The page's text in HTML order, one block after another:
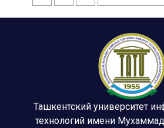
Ташкентский университет
технологий имени